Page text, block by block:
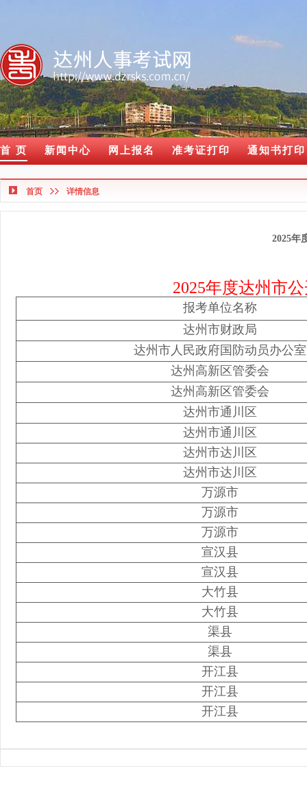
首 页 新闻中心 网上报名 准考证打印 通知书打印
首页 详情信息
2025年
2025年度达州市
报考单位名称
达州市财政局
达州市人民政府国防动员办公室
达州高新区管委会
达州高新区管委会
达州市通川区
达州市通川区
达州市达川区
达州市达川区
万源市
万源市
万源市
宣汉县
宣汉县
大竹县
大竹县
渠县
渠县
开江县
开江县
开江县